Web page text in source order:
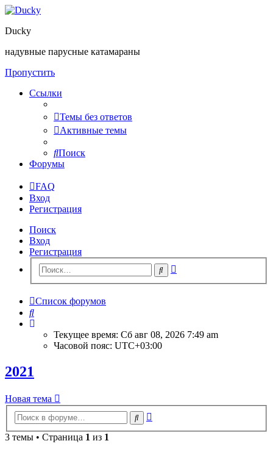
Ducky
надувные парусные катамараны
Пропустить
Ссылки
Темы без ответов
Активные темы
Поиск
Форумы
FAQ
Вход
Регистрация
Поиск
Вход
Регистрация
Поиск
Список форумов
Поиск
Текущее время: Сб авг 08, 2026 7:49 am
Часовой пояс: UTC+03:00
2021
Новая тема
Поиск
3 темы • Страница 1 из 1